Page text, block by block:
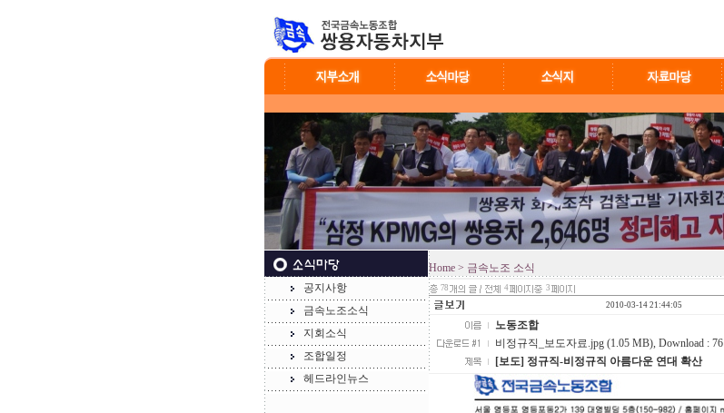
공지사항
금속노조소식
지회소식
조합일정
헤드라인뉴스
Home > 금속노조 소식
78 4
3
2010-03-14 21:44:05
노동조합
비정규직_보도자료.jpg (1.05 MB), Download : 76
[보도] 정규직-비정규직 아름다운 연대 확산